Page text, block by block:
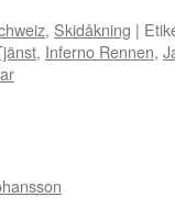
, Skidåkning |
, Inferno Rennen,